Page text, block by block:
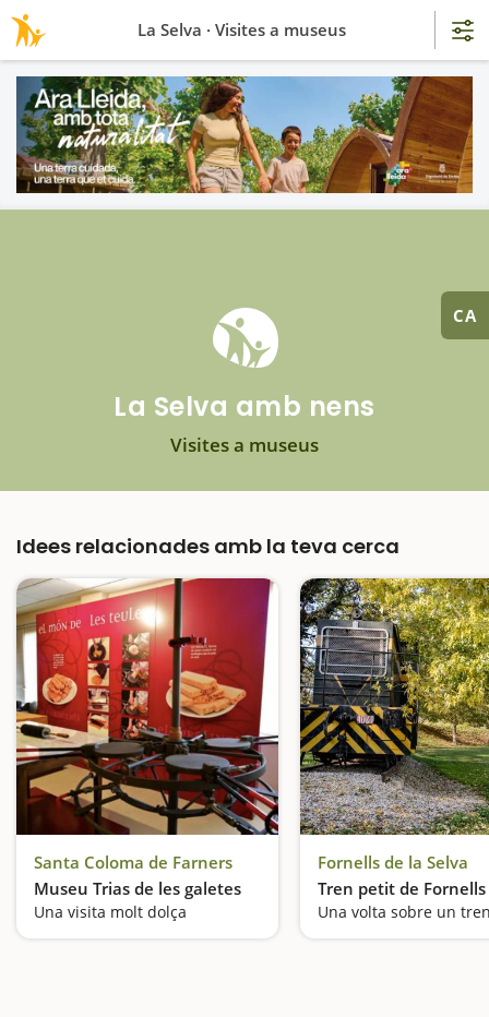
CA
La Selva amb nens
Visites a museus
Idees relacionades amb la teva cerca
Santa Coloma de Farners
Museu Trias de les galetes
Una visita molt dolça
Fornells de la Selva
Tren petit de Fornells
Una volta sobre un
La Selva · Visites a museus